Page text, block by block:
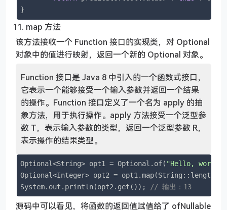
}
map 方法
该方法接收一个 Function 接口的实现类，对 Optional
对象中的值进行映射，返回一个新的 Optional 对象。
Function 接口是 Java 8 中引入的一个函数式接口，
它表示一个能够接受一个输入参数并返回一个结果
的操作。Function 接口定义了一个名为 apply 的抽
象方法，用于执行操作。apply 方法接受一个泛型参
数 T，表示输入参数的类型，返回一个泛型参数 R，
表示操作的结果类型。
Optional<String> opt1 = Optional.of( "Hello, world!"
Optional<Integer> opt2 = opt1.map(String::length);
System.out.println(opt2.get());
// 输出：13
源码中可以看见，将函数的返回值赋值给了 ofNullable